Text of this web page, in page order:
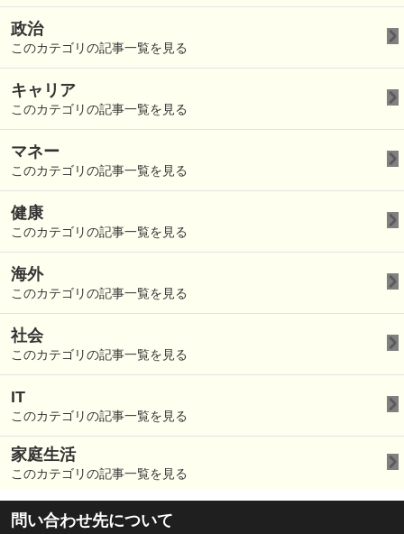
政治
このカテゴリの記事一覧を見る
キャリア
このカテゴリの記事一覧を見る
マネー
このカテゴリの記事一覧を見る
健康
このカテゴリの記事一覧を見る
海外
このカテゴリの記事一覧を見る
社会
このカテゴリの記事一覧を見る
IT
このカテゴリの記事一覧を見る
家庭生活
このカテゴリの記事一覧を見る
問い合わせ先について